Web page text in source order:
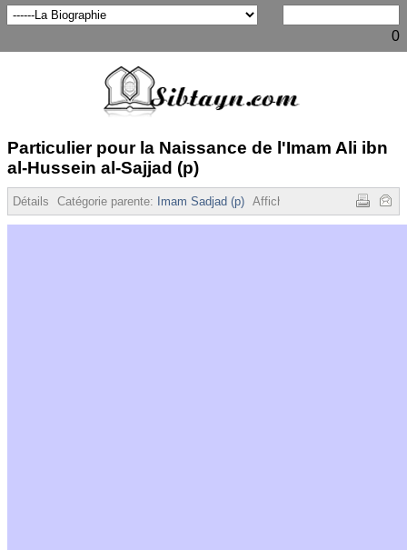
0
Particulier pour la Naissance de l'Imam Ali ibn
al-Hussein al-Sajjad (p)
Détails Catégorie parente: Imam Sadjad (p) Affichages :